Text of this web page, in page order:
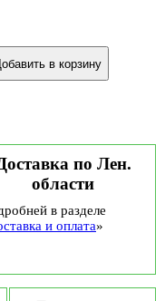
в корзину
по Лен.
области
в разделе
и оплата»